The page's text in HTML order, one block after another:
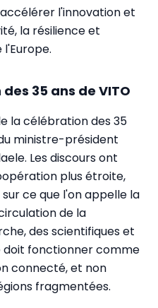
l'innovation et
la résilience et
35 ans de VITO
la célébration des 35
ministre-président
Les discours ont
plus étroite,
ce que l'on appelle la
de la
des scientifiques et
doit fonctionner comme
connecté, et non
fragmentées.